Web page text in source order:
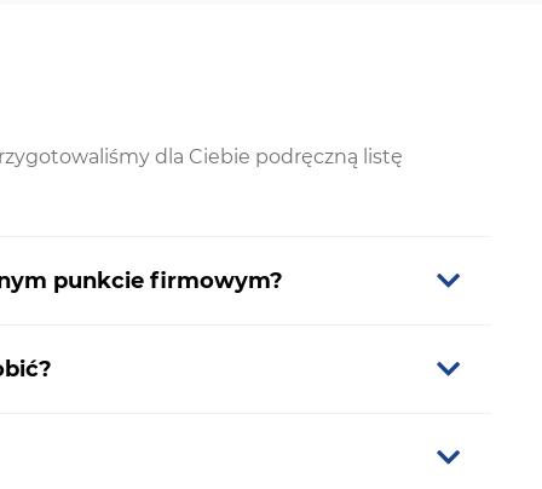
dla Ciebie podręczną listę
punkcie firmowym?